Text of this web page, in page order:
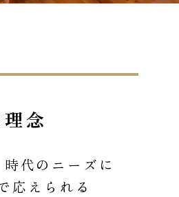
念
代のニーズに
応えられる